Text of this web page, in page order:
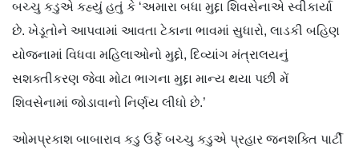
બચ્ચુ કડુએ કહ્યું હતું કે ‘અમારા બધા મુદ્દા શિવસેનાએ સ્વીકાર્યા
છે. ખેડૂતોને આપવામાં આવતા ટેકાના ભાવમાં સુધારો, લાડકી બહિણ
યોજનામાં વિધવા મહિલાઓનો મુદ્દો, દિવ્યાંગ મંત્રાલયનું
સશક્તીકરણ જેવા મોટા ભાગના મુદ્દા માન્ય થયા પછી મેં
શિવસેનામાં જોડાવાનો નિર્ણય લીધો છે.’
ઓમપ્રકાશ બાબારાવ કડુ ઉર્ફે બચ્ચુ કડુએ પ્રહાર જનશક્તિ પાર્ટી